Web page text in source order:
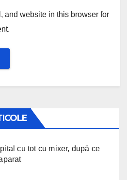
and website in this browser for
cu tot cu mixer, după ce